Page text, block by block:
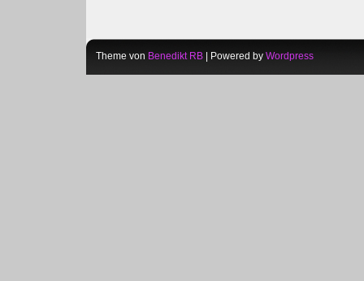
Theme von Benedikt RB | Powered by Wordpress